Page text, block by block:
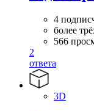
4
более
566
2
ответа
3D